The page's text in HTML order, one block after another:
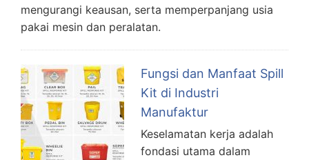
mengurangi keausan, serta memperpanjang usia
pakai mesin dan peralatan.
Fungsi dan Manfaat Spill
Kit di Industri
Manufaktur
Keselamatan kerja adalah
fondasi utama dalam